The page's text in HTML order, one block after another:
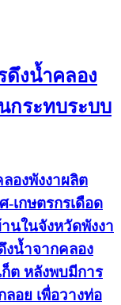
ดึงน้ำคลอง
กระทบระบบ
องพังงาผลิต
-เกษตรกรเดือด
นในจังหวัดพังงา
น้ำจากคลอง
ต หลังพบมีการ
อย เพื่อวางท่อ